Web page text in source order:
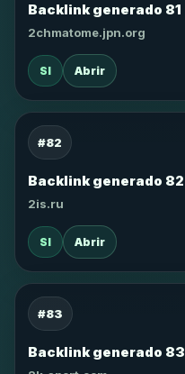
Backlink generado 81
2chmatome.jpn.org
SI Abrir
#82
Backlink generado 82
2is.ru
SI Abrir
#83
Backlink generado 83